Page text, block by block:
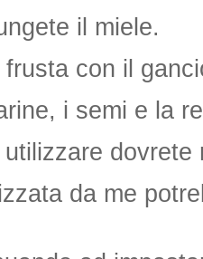
il miele.
con il
i semi e la
dovrete
da me